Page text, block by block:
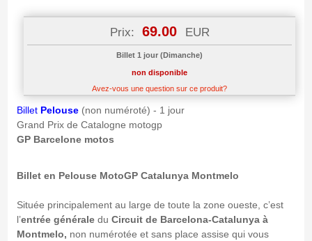
Prix: 69.00 EUR
Billet 1 jour (Dimanche)
non disponible
Avez-vous une question sur ce produit?
Billet Pelouse(non numéroté) - 1 jour
Grand Prix de Catalogne motogp
GP Barcelone motos
Billet en Pelouse MotoGP Catalunya Montmelo
Située principalement au large de toute la zone oueste, c’est
l’entrée généraledu Circuit de Barcelona-Catalunya à
Montmelo, non numérotée et sans place assise qui vous